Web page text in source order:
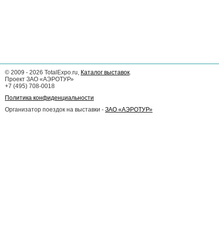
© 2009 - 2026 TotalExpo.ru, Каталог выставок.
Проект ЗАО «АЭРОТУР»
+7 (495) 708-0018
Политика конфиденциальности
Организатор поездок на выставки - ЗАО «АЭРОТУР»